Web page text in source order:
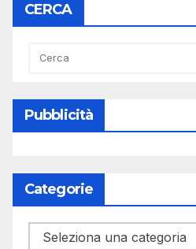
CERCA
Pubblicità
Categorie
Categorie